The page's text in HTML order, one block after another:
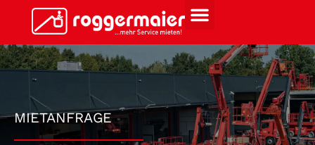
MIETANFRAGE